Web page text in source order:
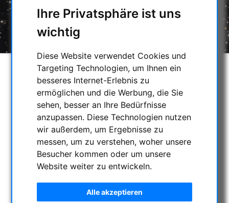
Ihre Privatsphäre ist uns
wichtig
Diese Website verwendet Cookies und
Targeting Technologien, um Ihnen ein
besseres Internet-Erlebnis zu
ermöglichen und die Werbung, die Sie
sehen, besser an Ihre Bedürfnisse
anzupassen. Diese Technologien nutzen
wir außerdem, um Ergebnisse zu
messen, um zu verstehen, woher unsere
Besucher kommen oder um unsere
Website weiter zu entwickeln.
Alle akzeptieren
HOME / FOTOSTATIVE & ZUBEHÖR /
ZUBEHÖR